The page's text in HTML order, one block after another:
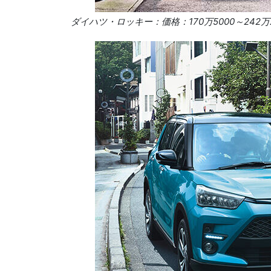
ダイハツ・ロッキー：価格：170万5000～242